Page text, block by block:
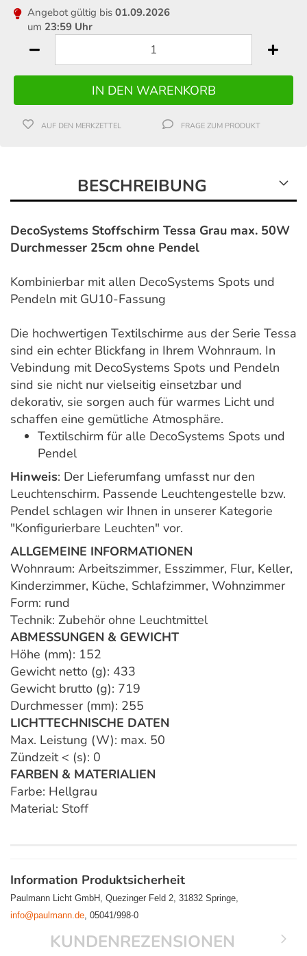
Angebot gültig bis 01.09.2026
um 23:59 Uhr
AUF DEN MERKZETTEL FRAGE ZUM PRODUKT
BESCHREIBUNG
DecoSystems Stoffschirm Tessa Grau max. 50W
Durchmesser 25cm ohne Pendel
Kombinierbar mit allen DecoSystems Spots und
Pendeln mit GU10-Fassung
Die hochwertigen Textilschirme aus der Serie Tessa
sind ein echter Blickfang in Ihrem Wohnraum. In
Vebindung mit DecoSystems Spots und Pendeln
sind sie nicht nur vielseitig einsetzbar und
dekorativ, sie sorgen auch für warmes Licht und
schaffen eine gemütliche Atmosphäre.
Textilschirm für alle DecoSystems Spots und
Pendel
Hinweis: Der Lieferumfang umfasst nur den
Leuchtenschirm. Passende Leuchtengestelle bzw.
Pendel schlagen wir Ihnen in unserer Kategorie
"Konfigurierbare Leuchten" vor.
ALLGEMEINE INFORMATIONEN
Wohnraum: Arbeitszimmer, Esszimmer, Flur, Keller,
Kinderzimmer, Küche, Schlafzimmer, Wohnzimmer
Form: rund
Technik: Zubehör ohne Leuchtmittel
ABMESSUNGEN & GEWICHT
Höhe (mm): 152
Gewicht netto (g): 433
Gewicht brutto (g): 719
Durchmesser (mm): 255
LICHTTECHNISCHE DATEN
Max. Leistung (W): max. 50
Zündzeit < (s): 0
FARBEN & MATERIALIEN
Farbe: Hellgrau
Material: Stoff
Information Produktsicherheit
Paulmann Licht GmbH, Quezinger Feld 2, 31832 Springe,
info@paulmann.de, 05041/998-0
KUNDENREZENSIONEN